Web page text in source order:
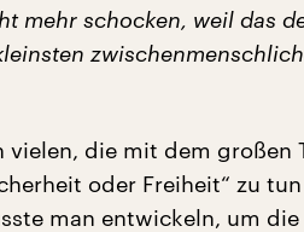
mehr schocken, weil das
vielen, die mit dem großen
oder Freiheit“ zu
man entwickeln, um